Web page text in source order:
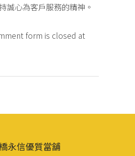
誠心為客戶服務的精神。
form is closed at
永信優質當舖